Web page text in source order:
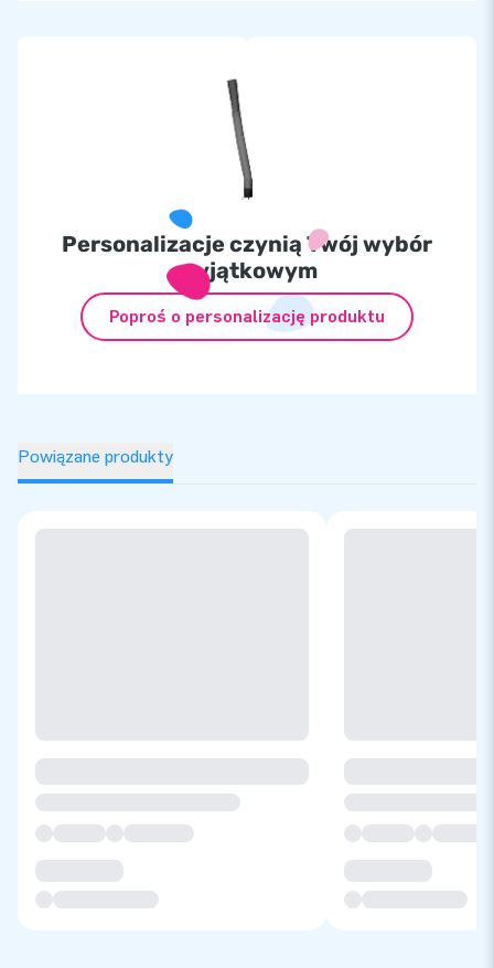
Personalizacje czynią Twój wybór
wyjątkowym
Poproś o personalizację produktu
Powiązane produkty